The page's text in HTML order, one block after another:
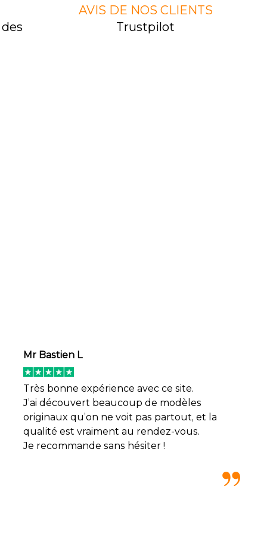
AVIS DE NOS CLIENTS
Trustpilot
Mr Bastien L
Très bonne expérience avec ce site.
J’ai découvert beaucoup de modèles
originaux qu’on ne voit pas partout, et la
qualité est vraiment au rendez-vous.
Je recommande sans hésiter !